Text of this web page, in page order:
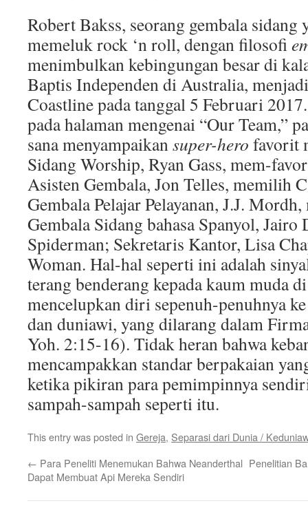
Robert Bakss, seorang gembala sidang
memeluk rock ‘n roll, dengan filosofi
menimbulkan kebingungan besar di
Baptis Independen di Australia,
Coastline pada tanggal 5 Februari
pada halaman mengenai “Our Team,”
sana menyampaikansuper-hero favorit
Sidang Worship, Ryan Gass, mem-
Asisten Gembala, Jon Telles, memilih
Gembala Pelajar Pelayanan, J.J.
Gembala Sidang bahasa Spanyol,
Spiderman; Sekretaris Kantor, Lisa
Woman. Hal-hal seperti ini adalah
terang benderang kepada kaum muda
mencelupkan diri sepenuh-penuhnya
dan duniawi, yang dilarang dalam
Yoh. 2:15-16). Tidak heran bahwa
mencampakkan standar berpakaian
ketika pikiran para pemimpinnya
sampah-sampah seperti itu.
This entry was posted in Gereja, Separasi dari Dunia /
← Para Peneliti Menemukan Bahwa Neanderthal
Dapat Membuat Api Mereka Sendiri
Penelitian